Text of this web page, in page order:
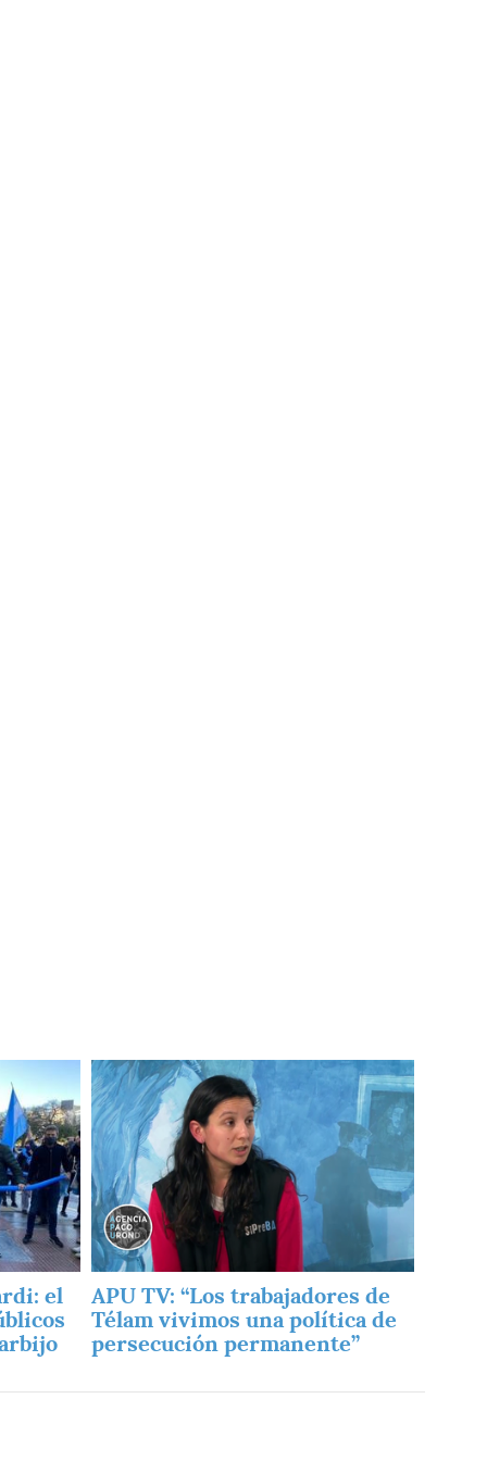
el
Imagen
APU TV: “Los trabajadores de
Télam vivimos una política de
persecución permanente”